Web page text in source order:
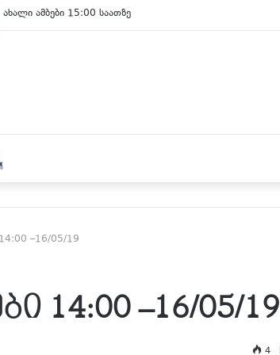
ახალი ამბები 15:00 საათზე
–16/05/19
14:00 –16/05/19
4